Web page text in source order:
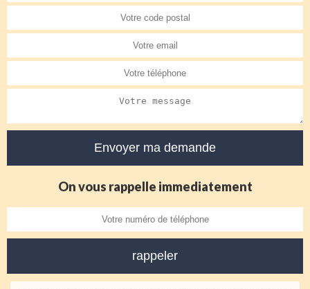
On vous rappelle immediatement